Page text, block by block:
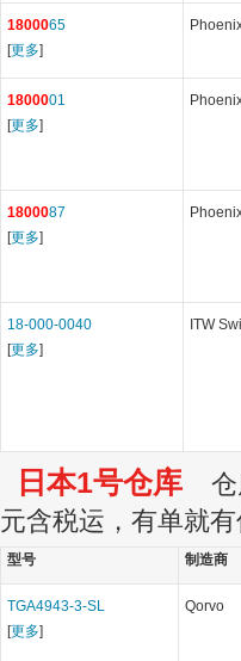
1800065
[更多]
1800001
[更多]
1800087
[更多]
18-000-0040
[更多]
ITW
日本1号仓库 仓
元含税运，有单就
型号 制造商
TGA4943-3-SL
[更多]
Qorvo